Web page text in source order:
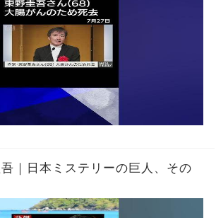
吾｜日本ミステリーの巨人、その